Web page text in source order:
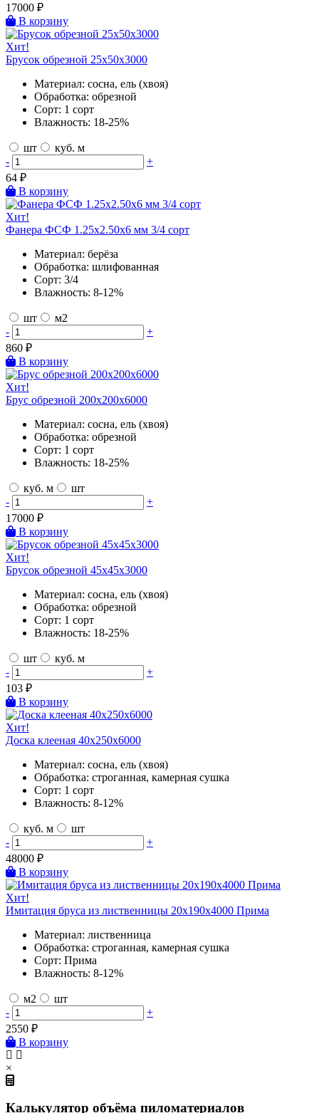
17000 ₽
В корзину
Хит!
Брусок обрезной 25х50х3000
Материал: сосна, ель (хвоя)
Обработка: обрезной
Сорт: 1 сорт
Влажность: 18-25%
шт
куб. м
-
+
64 ₽
В корзину
Хит!
Фанера ФСФ 1.25х2.50х6 мм 3/4 сорт
Материал: берёза
Обработка: шлифованная
Сорт: 3/4
Влажность: 8-12%
шт
м2
-
+
860 ₽
В корзину
Хит!
Брус обрезной 200х200х6000
Материал: сосна, ель (хвоя)
Обработка: обрезной
Сорт: 1 сорт
Влажность: 18-25%
куб. м
шт
-
+
17000 ₽
В корзину
Хит!
Брусок обрезной 45х45х3000
Материал: сосна, ель (хвоя)
Обработка: обрезной
Сорт: 1 сорт
Влажность: 18-25%
шт
куб. м
-
+
103 ₽
В корзину
Хит!
Доска клееная 40х250х6000
Материал: сосна, ель (хвоя)
Обработка: строганная, камерная сушка
Сорт: 1 сорт
Влажность: 8-12%
куб. м
шт
-
+
48000 ₽
В корзину
Хит!
Имитация бруса из лиственницы 20х190х4000 Прима
Материал: лиственница
Обработка: строганная, камерная сушка
Сорт: Прима
Влажность: 8-12%
м2
шт
-
+
2550 ₽
В корзину
×
Калькулятор объёма пиломатериалов